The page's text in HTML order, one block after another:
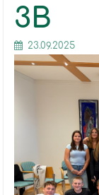
3B
23.09.2025